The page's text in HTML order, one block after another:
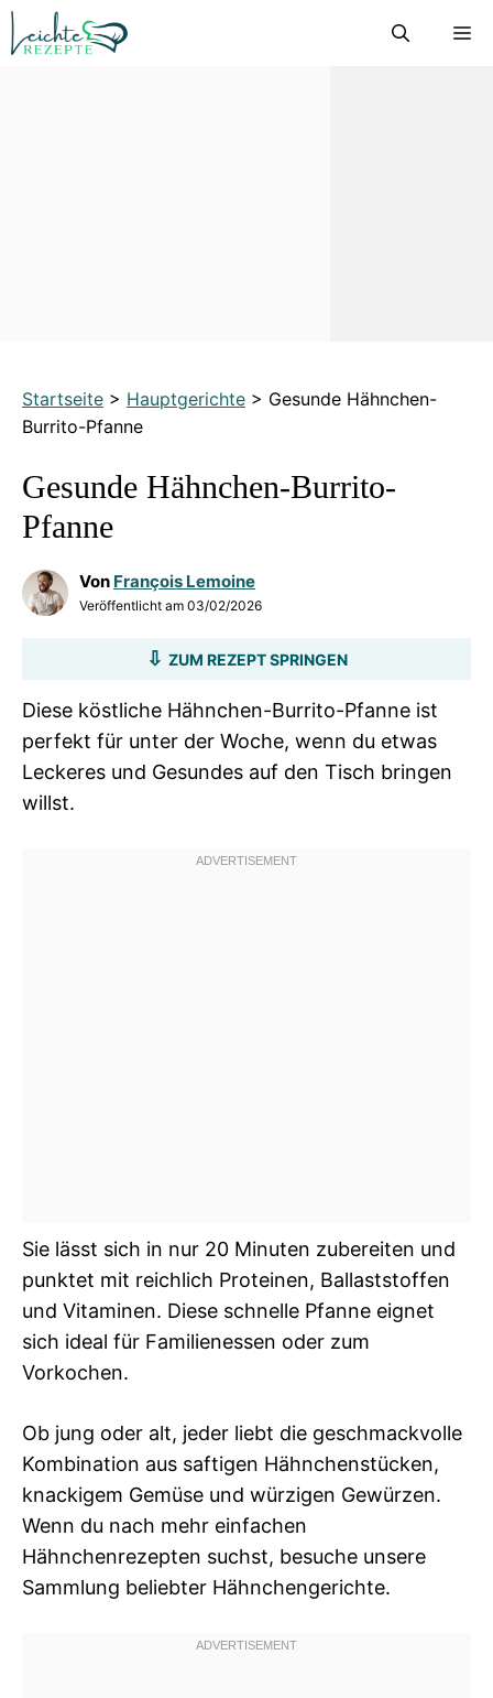
Zum
Inhalt
Startseite > Hauptgerichte > Gesunde Hähnchen-
Burrito-Pfanne
Gesunde Hähnchen-Burrito-
Pfanne
Von François Lemoine
Veröffentlicht am 03/02/2026
ZUM REZEPT SPRINGEN
Diese köstliche Hähnchen-Burrito-Pfanne ist
perfekt für unter der Woche, wenn du etwas
Leckeres und Gesundes auf den Tisch bringen
willst.
Sie lässt sich in nur 20 Minuten zubereiten und
punktet mit reichlich Proteinen, Ballaststoffen
und Vitaminen. Diese schnelle Pfanne eignet
sich ideal für Familienessen oder zum
Vorkochen.
Ob jung oder alt, jeder liebt die geschmackvolle
Kombination aus saftigen Hähnchenstücken,
knackigem Gemüse und würzigen Gewürzen.
Wenn du nach mehr einfachen
Hähnchenrezepten suchst, besuche unsere
Sammlung beliebter Hähnchengerichte.